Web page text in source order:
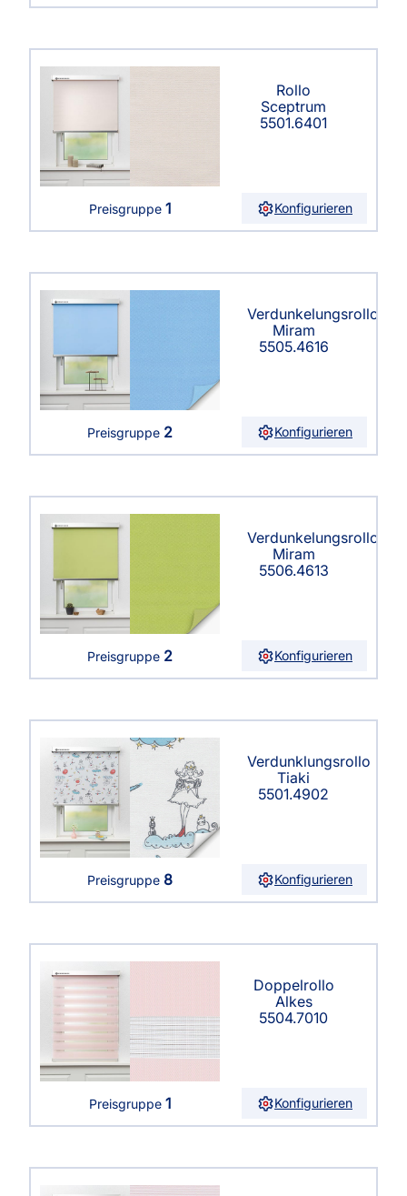
Rollo
Sceptrum
5501.6401
Preisgruppe 1 Konfigurieren
Verdunkelungsrollo
Miram
5505.4616
Preisgruppe 2 Konfigurieren
Verdunkelungsrollo
Miram
5506.4613
Preisgruppe 2 Konfigurieren
Verdunklungsrollo
Tiaki
5501.4902
Preisgruppe 8 Konfigurieren
Doppelrollo
Alkes
5504.7010
Preisgruppe 1 Konfigurieren